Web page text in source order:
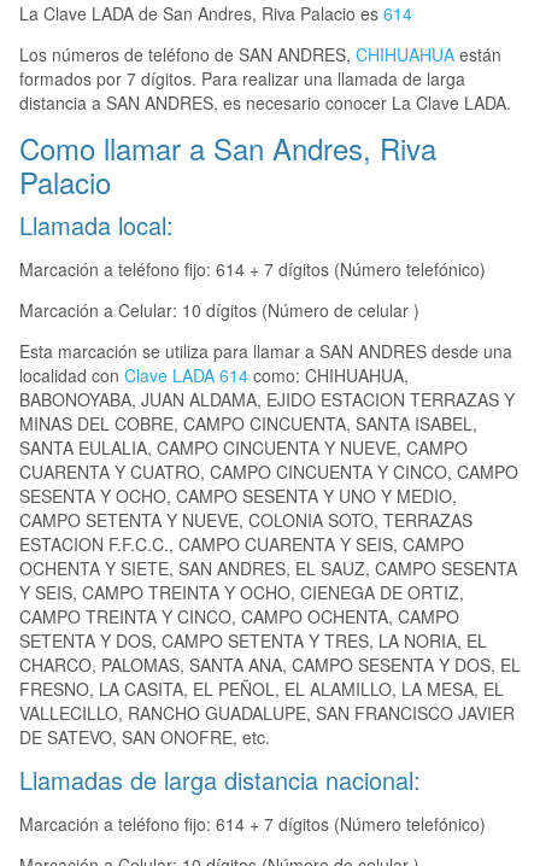
La Clave LADA de San Andres, Riva Palacio es 614
Los números de teléfono de SAN ANDRES, CHIHUAHUA están
formados por 7 dígitos. Para realizar una llamada de larga
distancia a SAN ANDRES, es necesario conocer La Clave LADA.
Como llamar a San Andres, Riva
Palacio
Llamada local:
Marcación a teléfono fijo: 614 + 7 dígitos (Número telefónico)
Marcación a Celular: 10 dígitos (Número de celular )
Esta marcación se utiliza para llamar a SAN ANDRES desde una
localidad con Clave LADA 614 como: CHIHUAHUA,
BABONOYABA, JUAN ALDAMA, EJIDO ESTACION TERRAZAS Y
MINAS DEL COBRE, CAMPO CINCUENTA, SANTA ISABEL,
SANTA EULALIA, CAMPO CINCUENTA Y NUEVE, CAMPO
CUARENTA Y CUATRO, CAMPO CINCUENTA Y CINCO, CAMPO
SESENTA Y OCHO, CAMPO SESENTA Y UNO Y MEDIO,
CAMPO SETENTA Y NUEVE, COLONIA SOTO, TERRAZAS
ESTACION F.F.C.C., CAMPO CUARENTA Y SEIS, CAMPO
OCHENTA Y SIETE, SAN ANDRES, EL SAUZ, CAMPO SESENTA
Y SEIS, CAMPO TREINTA Y OCHO, CIENEGA DE ORTIZ,
CAMPO TREINTA Y CINCO, CAMPO OCHENTA, CAMPO
SETENTA Y DOS, CAMPO SETENTA Y TRES, LA NORIA, EL
CHARCO, PALOMAS, SANTA ANA, CAMPO SESENTA Y DOS, EL
FRESNO, LA CASITA, EL PEÑOL, EL ALAMILLO, LA MESA, EL
VALLECILLO, RANCHO GUADALUPE, SAN FRANCISCO JAVIER
DE SATEVO, SAN ONOFRE, etc.
Llamadas de larga distancia nacional:
Marcación a teléfono fijo: 614 + 7 dígitos (Número telefónico)